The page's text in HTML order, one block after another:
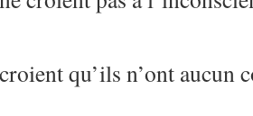
qu’ils n’ont aucun